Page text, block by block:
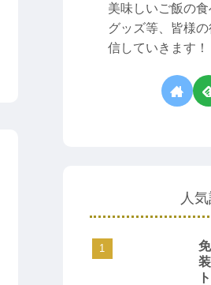
美味しいご飯の
グッズ等、皆様
信していきます！
人